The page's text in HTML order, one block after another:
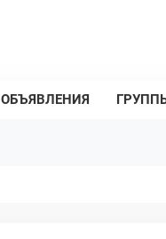
ОБЪЯВЛЕНИЯ